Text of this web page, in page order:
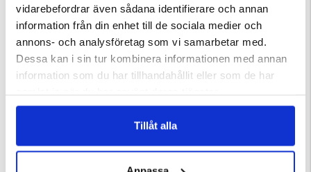
vidarebefordrar även sådana identifierare och annan
information från din enhet till de sociala medier och
annons- och analysföretag som vi samarbetar med.
Dessa kan i sin tur kombinera informationen med annan
information som du har tillhandahållit eller som de har
Tillåt alla
DU KANSKE OCKSÅ ÄR INTRESSERAD AV